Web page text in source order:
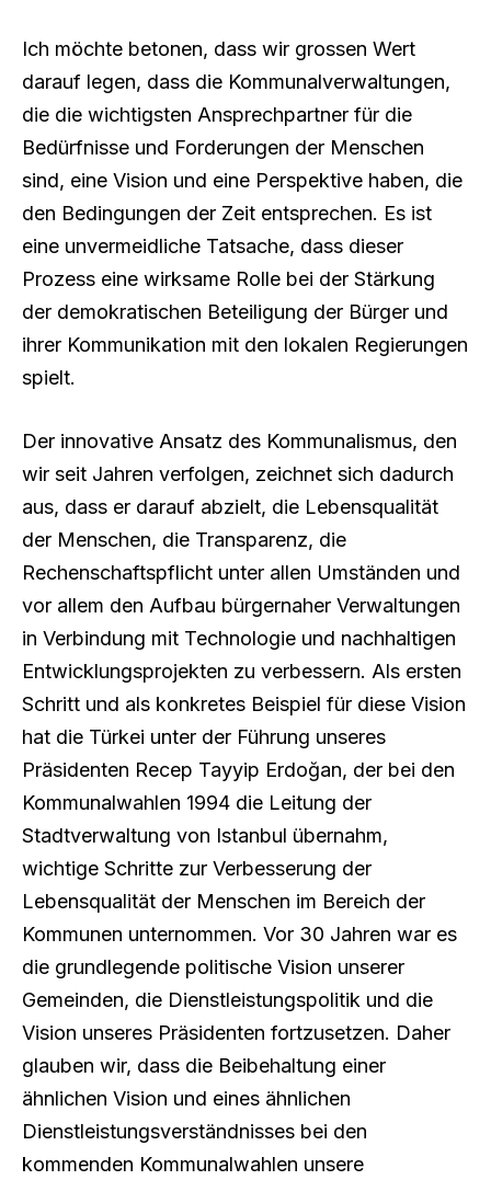
Ich möchte betonen, dass wir grossen Wert
darauf legen, dass die Kommunalverwaltungen,
die die wichtigsten Ansprechpartner für die
Bedürfnisse und Forderungen der Menschen
sind, eine Vision und eine Perspektive haben, die
den Bedingungen der Zeit entsprechen. Es ist
eine unvermeidliche Tatsache, dass dieser
Prozess eine wirksame Rolle bei der Stärkung
der demokratischen Beteiligung der Bürger und
ihrer Kommunikation mit den lokalen Regierungen
spielt.
Der innovative Ansatz des Kommunalismus, den
wir seit Jahren verfolgen, zeichnet sich dadurch
aus, dass er darauf abzielt, die Lebensqualität
der Menschen, die Transparenz, die
Rechenschaftspflicht unter allen Umständen und
vor allem den Aufbau bürgernaher Verwaltungen
in Verbindung mit Technologie und nachhaltigen
Entwicklungsprojekten zu verbessern. Als ersten
Schritt und als konkretes Beispiel für diese Vision
hat die Türkei unter der Führung unseres
Präsidenten Recep Tayyip Erdoğan, der bei den
Kommunalwahlen 1994 die Leitung der
Stadtverwaltung von Istanbul übernahm,
wichtige Schritte zur Verbesserung der
Lebensqualität der Menschen im Bereich der
Kommunen unternommen. Vor 30 Jahren war es
die grundlegende politische Vision unserer
Gemeinden, die Dienstleistungspolitik und die
Vision unseres Präsidenten fortzusetzen. Daher
glauben wir, dass die Beibehaltung einer
ähnlichen Vision und eines ähnlichen
Dienstleistungsverständnisses bei den
kommenden Kommunalwahlen unsere